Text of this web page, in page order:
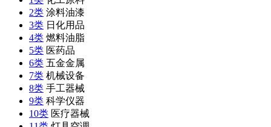
2类 涂料油漆
3类 日化用品
4类 燃料油脂
5类 医药品
6类 五金金属
7类 机械设备
8类 手工器械
9类 科学仪器
10类 医疗器械